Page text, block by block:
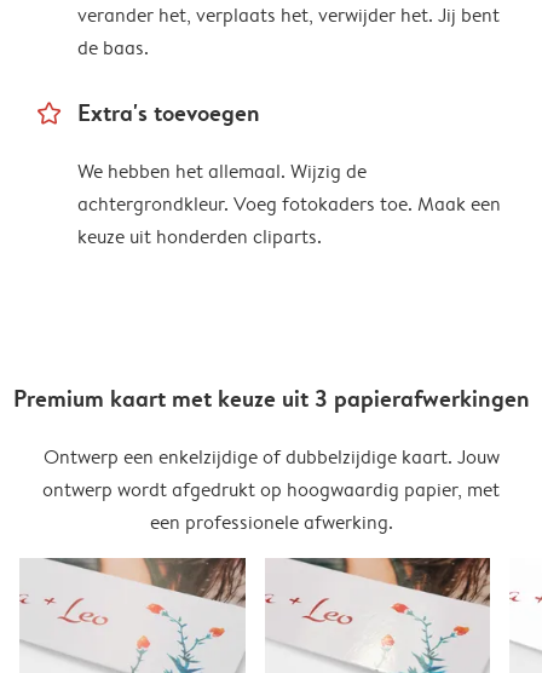
verander het, verplaats het, verwijder het. Jij bent
de baas.
star_outline Extra's toevoegen
We hebben het allemaal. Wijzig de
achtergrondkleur. Voeg fotokaders toe. Maak een
keuze uit honderden cliparts.
Premium kaart met keuze uit 3 papierafwerkingen
Ontwerp een enkelzijdige of dubbelzijdige kaart. Jouw
ontwerp wordt afgedrukt op hoogwaardig papier, met
een professionele afwerking.